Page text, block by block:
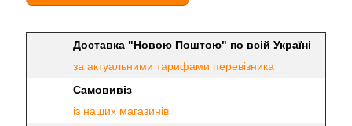
Доставка "Новою Поштою" по всій Україні
за актуальними тарифами перевізника
Самовивіз
із наших магазинів